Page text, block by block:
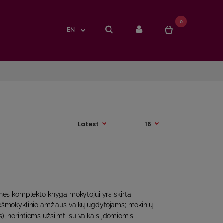
EN
0
EN
0
komplekto knyga mokytojui yra skirta
amžiaus vaikų ugdytojams; mokinių
norintiems užsiimti su vaikais įdomiomis